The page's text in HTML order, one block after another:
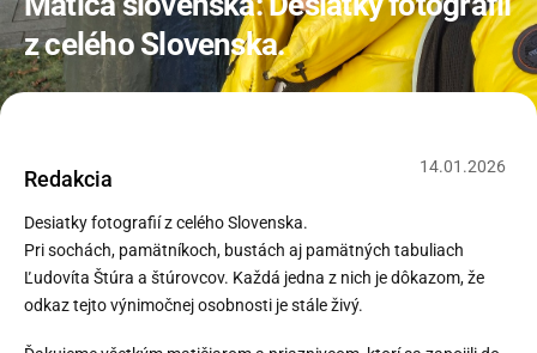
z celého Slovenska.
Redakcia 14.01 .2026
Desiatky fotografií z celého Slovenska.
Pri sochách, pamätníkoch, bustách aj pamätných tabuliach
Ľudovíta Štúra a štúrovcov. Každá jedna z nich je dôkazom, že
odkaz tejto výnimočnej osobnosti je stále živý.